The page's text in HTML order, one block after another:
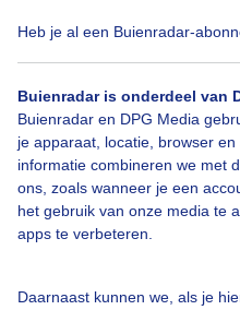
Heb je al een Buienradar-
Buienradar is onderdeel van
Buienradar en DPG Media
je apparaat, locatie, browser
informatie combineren we met
ons, zoals wanneer je een
het gebruik van onze media te
apps te verbeteren.
Daarnaast kunnen we, als je
Bekijk slideshow